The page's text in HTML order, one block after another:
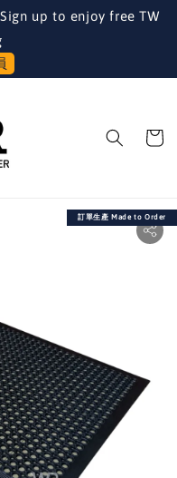
up to enjoy free TW
訂單生產 Made to Order